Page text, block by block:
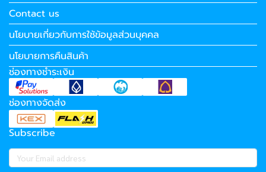
Contact us
นโยบายเกี่ยวกับการใช้ข้อมูลส่วนบุคคล
นโยบายการคืนสินค้า
ช่องทางชำระเงิน
ช่องทางจัดส่ง
Subscribe